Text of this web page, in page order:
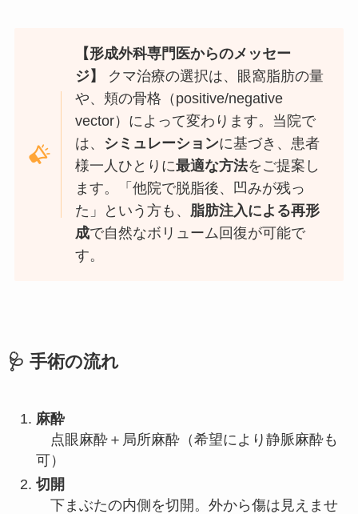
【形成外科専門医からのメッセー
ジ】
クマ治療の選択は、眼窩脂肪の量
や、頬の骨格（positive/negative
vector）によって変わります。当院で
は、 シミュレーションに基づき、患者
様一人ひとりに最適な方法をご提案し
ます。「他院で脱脂後、凹みが残っ
た」という方も、 脂肪注入による再形
成で自然なボリューム回復が可能で
す。
🩺 手術の流れ
麻酔
点眼麻酔＋局所麻酔（希望により静脈麻酔も
可）
切開
下まぶたの内側を切開。外から傷は見えませ